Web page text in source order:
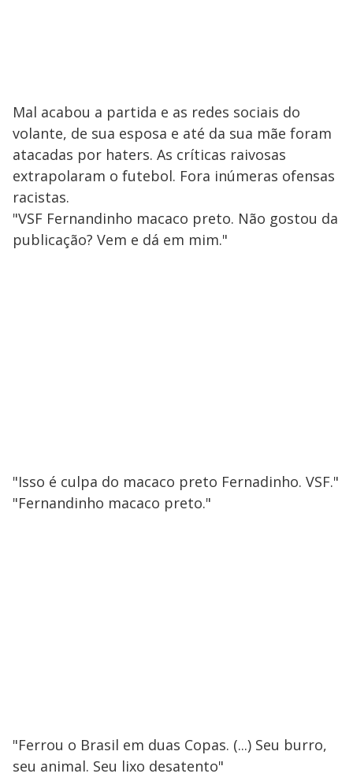
Mal acabou a partida e as redes sociais do
volante, de sua esposa e até da sua mãe foram
atacadas por haters. As críticas raivosas
extrapolaram o futebol. Fora inúmeras ofensas
racistas.
"VSF Fernandinho macaco preto. Não gostou da
publicação? Vem e dá em mim."
"Isso é culpa do macaco preto Fernadinho. VSF."
"Fernandinho macaco preto."
"Ferrou o Brasil em duas Copas. (...) Seu burro,
seu animal. Seu lixo desatento"